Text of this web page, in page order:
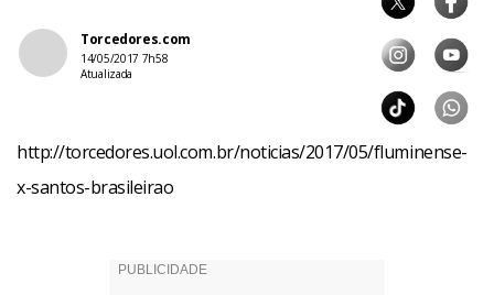
Torcedores.com
14/05/2017 7h58
Atualizada
http://torcedores.uol.com.br/noticias/2017/05/fluminense-
x-santos-brasileirao